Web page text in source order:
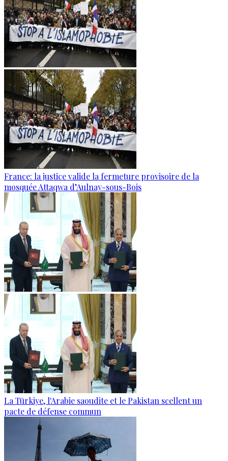
France: la justice valide la fermeture provisoire de la
mosquée Attaqwa d’Aulnay-sous-Bois
La Türkiye, l'Arabie saoudite et le Pakistan scellent un
pacte de défense commun